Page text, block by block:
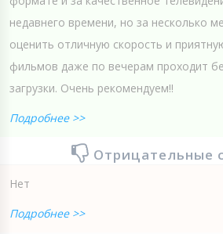
недавнего времени, но за несколько
оценить отличную скорость и
фильмов даже по вечерам проходит
загрузки. Очень рекомендуем!!
Подробнее >>
Отрицательные
Нет
Подробнее >>